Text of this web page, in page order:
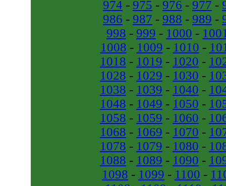
974 - 975 - 976 - 977 -
986 - 987 - 988 - 989 -
998 - 999 - 1000 -
1008 - 1009 - 1010 -
1018 - 1019 - 1020 -
1028 - 1029 - 1030 -
1038 - 1039 - 1040 -
1048 - 1049 - 1050 -
1058 - 1059 - 1060 -
1068 - 1069 - 1070 -
1078 - 1079 - 1080 -
1088 - 1089 - 1090 -
1098 - 1099 - 1100 -